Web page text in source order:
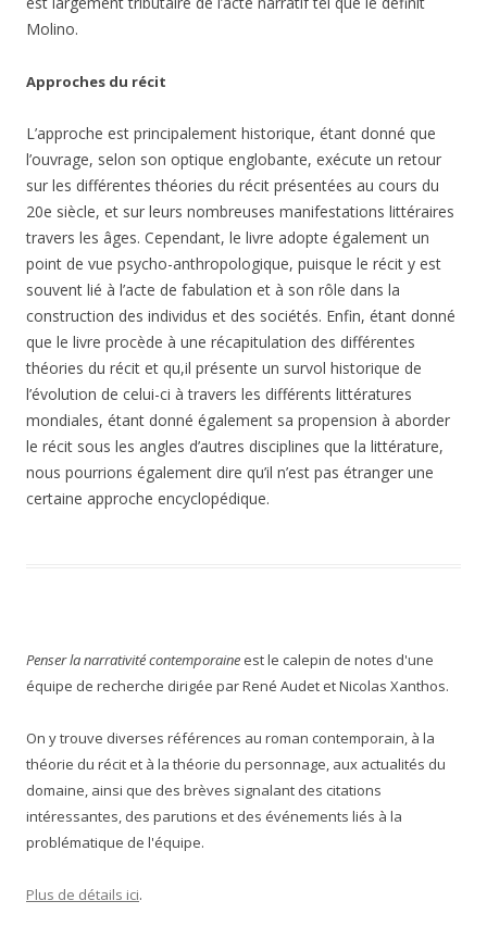
Molino.
Approches du récit
L’approche est principalement historique, étant donné que
l’ouvrage, selon son optique englobante, exécute un retour
sur les différentes théories du récit présentées au cours du
20e siècle, et sur leurs nombreuses manifestations littéraires
travers les âges. Cependant, le livre adopte également un
point de vue psycho-anthropologique, puisque le récit y est
souvent lié à l’acte de fabulation et à son rôle dans la
construction des individus et des sociétés. Enfin, étant donné
que le livre procède à une récapitulation des différentes
théories du récit et qu,il présente un survol historique de
l’évolution de celui-ci à travers les différents littératures
mondiales, étant donné également sa propension à aborder
le récit sous les angles d’autres disciplines que la littérature,
nous pourrions également dire qu’il n’est pas étranger une
certaine approche encyclopédique.
Penser la narrativité contemporaine est le calepin de notes d'une
équipe de recherche dirigée par René Audet et Nicolas Xanthos.
On y trouve diverses références au roman contemporain, à la
théorie du récit et à la théorie du personnage, aux actualités du
domaine, ainsi que des brèves signalant des citations
intéressantes, des parutions et des événements liés à la
problématique de l'équipe.
Plus de détails ici.